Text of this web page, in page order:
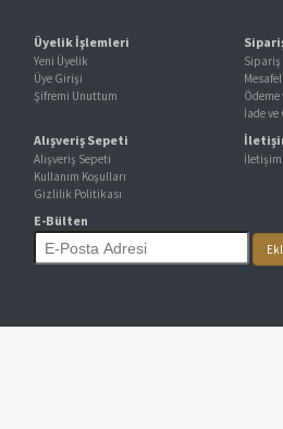
Üyelik İşlemleri
Yeni Üyelik
Üye Girişi
Şifremi Unuttum
Sipariş
Ödeme
İade
Alışveriş Sepeti
Alışveriş Sepeti
Kullanım Koşulları
Gizlilik Politikası
İletişim
E-Bülten